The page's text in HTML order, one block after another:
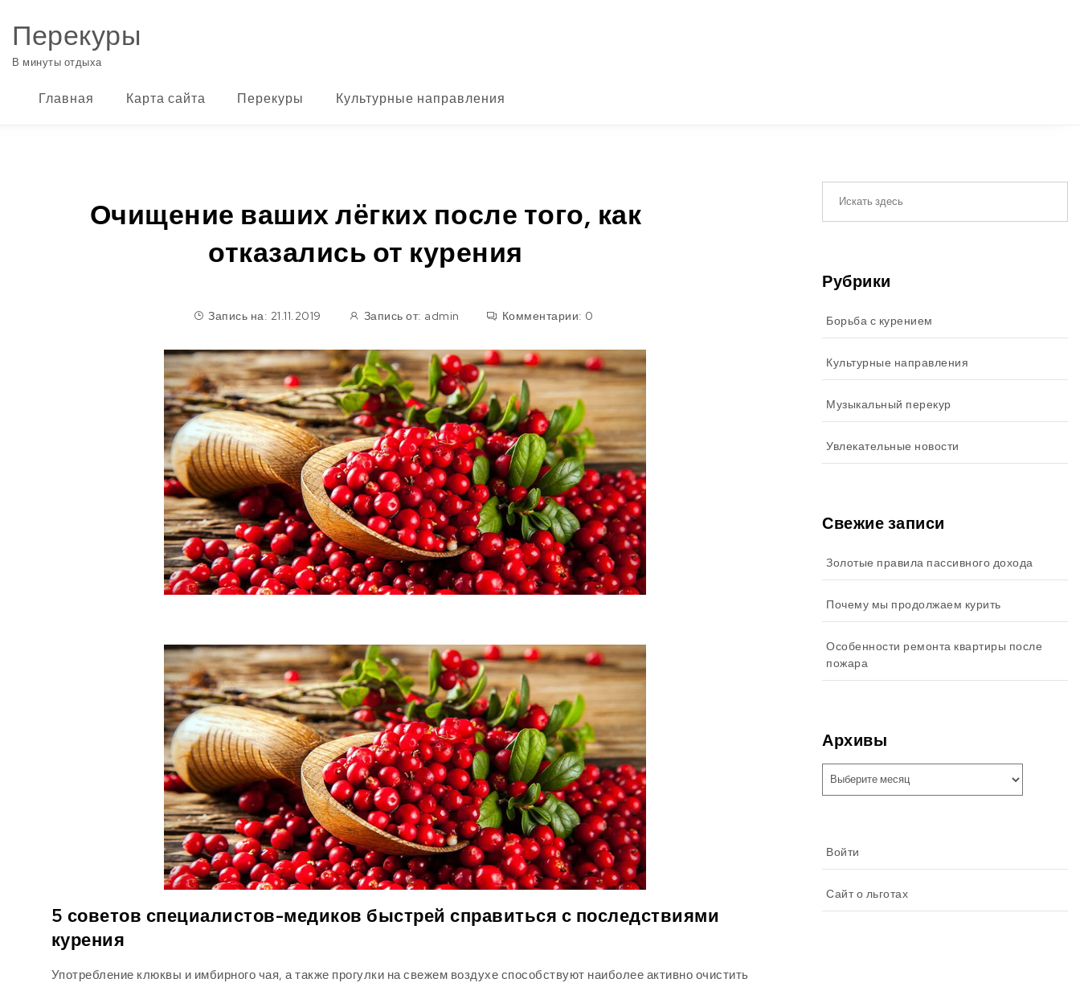
Перекуры
В минуты отдыха
Главная Карта сайта Перекуры Культурные направления
Очищение ваших лёгких после того, как
отказались от курения
Запись на: 21.11.2019 Запись от: admin Комментарии: 0
5 советов специалистов-медиков быстрей справиться с последствиями
курения
Употребление клюквы и имбирного чая, а также прогулки на свежем воздухе способствуют наиболее активно очистить
Рубрики
Борьба с курением
Культурные направления
Музыкальный перекур
Увлекательные новости
Свежие записи
Золотые правила пассивного дохода
Почему мы продолжаем курить
Особенности ремонта квартиры после
пожара
Архивы
Войти
Сайт о льготах